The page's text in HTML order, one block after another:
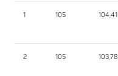
1 105 104,41
2 105 103,78